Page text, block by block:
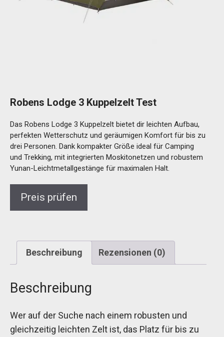
Robens Lodge 3 Kuppelzelt Test
Das Robens Lodge 3 Kuppelzelt bietet dir leichten Aufbau,
perfekten Wetterschutz und geräumigen Komfort für bis zu
drei Personen. Dank kompakter Größe ideal für Camping
und Trekking, mit integrierten Moskitonetzen und robustem
Yunan-Leichtmetallgestänge für maximalen Halt.
Preis prüfen
Beschreibung Rezensionen (0)
Beschreibung
Wer auf der Suche nach einem robusten und
gleichzeitig leichten Zelt ist, das Platz für bis zu